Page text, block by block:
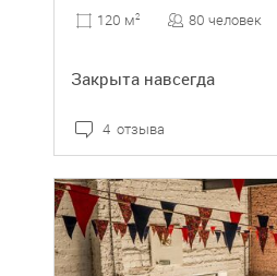
120 м2 80 человек
Закрыта навсегда
4 отзыва